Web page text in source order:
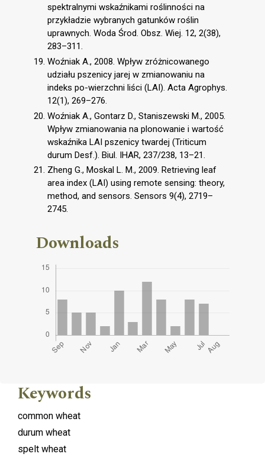
spektralnymi wskaźnikami roślinności na
przykładzie wybranych gatunków roślin
uprawnych. Woda Środ. Obsz. Wiej. 12, 2(38),
283–311.
Woźniak A., 2008. Wpływ zróżnicowanego
udziału pszenicy jarej w zmianowaniu na
indeks po-wierzchni liści (LAI). Acta Agrophys.
12(1), 269–276.
Woźniak A., Gontarz D., Staniszewski M., 2005.
Wpływ zmianowania na plonowanie i wartość
wskaźnika LAI pszenicy twardej (Triticum
durum Desf.). Biul. IHAR, 237/238, 13–21.
Zheng G., Moskal L. M., 2009. Retrieving leaf
area index (LAI) using remote sensing: theory,
method, and sensors. Sensors 9(4), 2719–
2745.
Downloads
Keywords
common wheat
durum wheat
spelt wheat